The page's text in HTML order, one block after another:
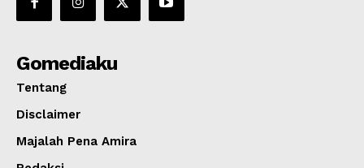
Gomediaku
Tentang
Disclaimer
Majalah Pena Amira